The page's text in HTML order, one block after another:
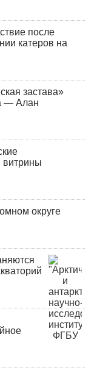
после
катеров на
застава»
— Алан
витрины
округе